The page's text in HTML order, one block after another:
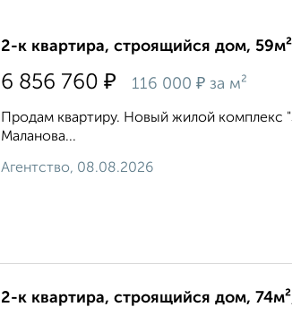
2-к квартира, строящийся дом,
6 856 760 ₽ 116 000 ₽ за м²
Продам квартиру. Новый жилой комплекс
Маланова...
Агентство, 08.08.2026
2-к квартира, строящийся дом,